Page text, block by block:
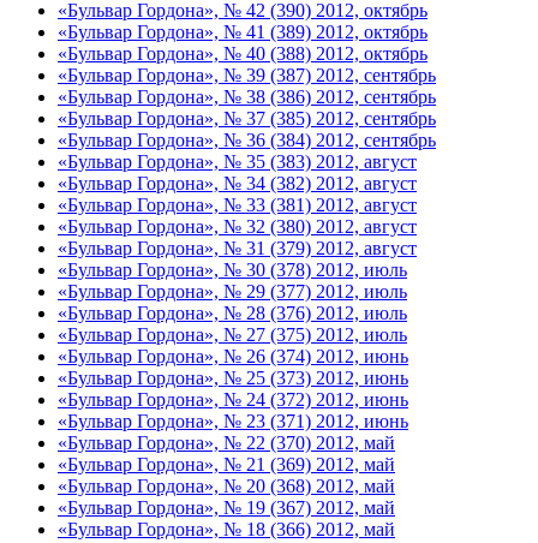
«Бульвар Гордона», № 42 (390) 2012, октябрь
«Бульвар Гордона», № 41 (389) 2012, октябрь
«Бульвар Гордона», № 40 (388) 2012, октябрь
«Бульвар Гордона», № 39 (387) 2012, сентябрь
«Бульвар Гордона», № 38 (386) 2012, сентябрь
«Бульвар Гордона», № 37 (385) 2012, сентябрь
«Бульвар Гордона», № 36 (384) 2012, сентябрь
«Бульвар Гордона», № 35 (383) 2012, август
«Бульвар Гордона», № 34 (382) 2012, август
«Бульвар Гордона», № 33 (381) 2012, август
«Бульвар Гордона», № 32 (380) 2012, август
«Бульвар Гордона», № 31 (379) 2012, август
«Бульвар Гордона», № 30 (378) 2012, июль
«Бульвар Гордона», № 29 (377) 2012, июль
«Бульвар Гордона», № 28 (376) 2012, июль
«Бульвар Гордона», № 27 (375) 2012, июль
«Бульвар Гордона», № 26 (374) 2012, июнь
«Бульвар Гордона», № 25 (373) 2012, июнь
«Бульвар Гордона», № 24 (372) 2012, июнь
«Бульвар Гордона», № 23 (371) 2012, июнь
«Бульвар Гордона», № 22 (370) 2012, май
«Бульвар Гордона», № 21 (369) 2012, май
«Бульвар Гордона», № 20 (368) 2012, май
«Бульвар Гордона», № 19 (367) 2012, май
«Бульвар Гордона», № 18 (366) 2012, май